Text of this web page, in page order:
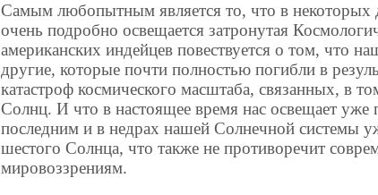
Самым любопытным является то, что в некоторых
очень подробно освещается затронутая
американских индейцев повествуется о том, что
другие, которые почти полностью погибли в
катастроф космического масштаба, связанных, в
Солнц. И что в настоящее время нас освещает уже
последним и в недрах нашей Солнечной системы
шестого Солнца, что также не противоречит
мировоззрениям.